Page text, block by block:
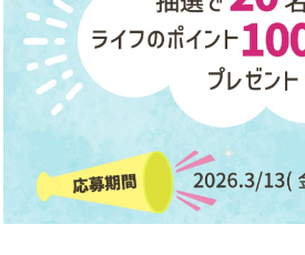
お問い合わせ
Contact us in English